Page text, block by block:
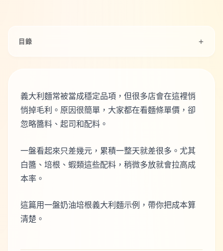
目錄
義大利麵常被當成穩定品項，但很多店會在這裡悄
悄掉毛利。原因很簡單，大家都在看麵條單價，卻
忽略醬料、起司和配料。
一盤看起來只差幾元，累積一整天就差很多。尤其
白醬、培根、蝦類這些配料，稍微多放就會拉高成
本率。
這篇用一盤奶油培根義大利麵示例，帶你把成本算
清楚。